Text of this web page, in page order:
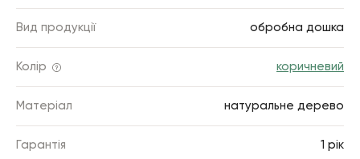
Вид продукції обробна дошка
Колір коричневий
Матеріал натуральне дерево
Гарантія 1 рік